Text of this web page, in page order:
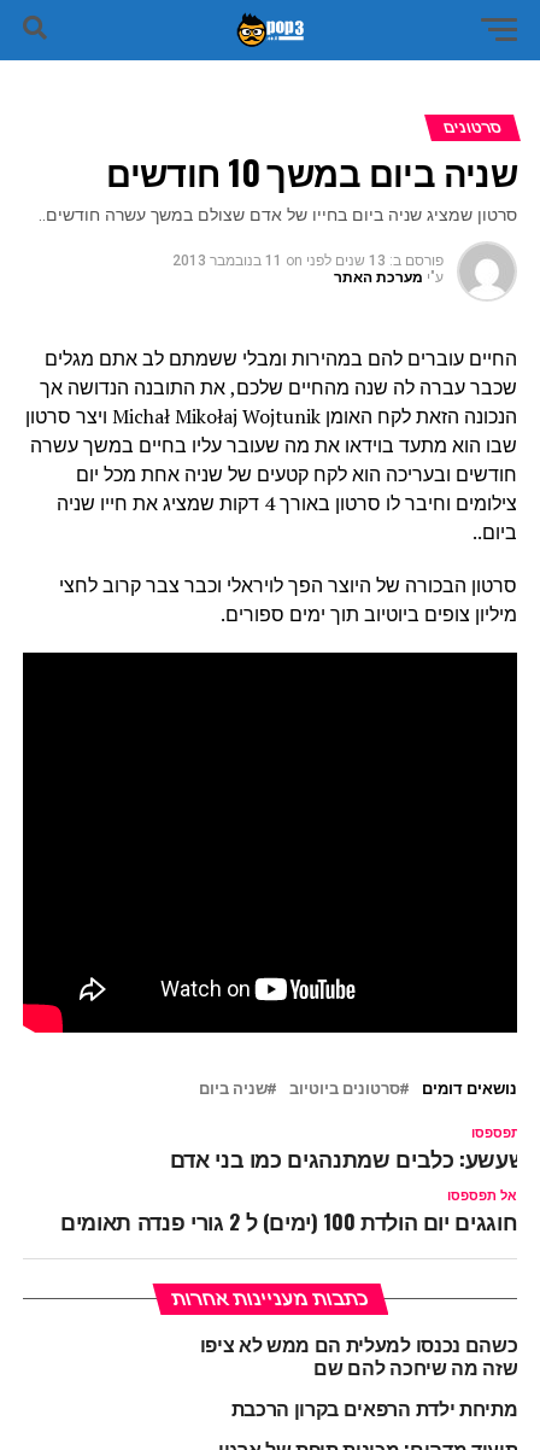
סרטונים
שניה ביום במשך 10 חודשים
סרטון שמציג שניה ביום בחייו של אדם שצולם במשך עשרה חודשים..
פורסם ב: 13 שנים לפני on 11 בנובמבר 2013
ע"י מערכת האתר
החיים עוברים להם במהירות ומבלי ששמתם לב אתם מגלים
שכבר עברה לה שנה מהחיים שלכם, את התובנה הנדושה אך
הנכונה הזאת לקח האומן Michał Mikołaj Wojtunik ויצר סרטון
שבו הוא מתעד בוידאו את מה שעובר עליו בחיים במשך עשרה
חודשים ובעריכה הוא לקח קטעים של שניה אחת מכל יום
צילומים וחיבר לו סרטון באורך 4 דקות שמציג את חייו שניה
ביום..
סרטון הבכורה של היוצר הפך לויראלי וכבר צבר קרוב לחצי
מיליון צופים ביוטיוב תוך ימים ספורים.
נושאים דומים סרטונים ביוטיוב שניה ביום
תפספסו
כלבים שמתנהגים כמו בני אדם
אל תפספסו
חוגגים יום הולדת 100 (ימים) ל 2 גורי פנדה תאומים
כתבות מעניינות אחרות
כשהם נכנסו למעלית הם ממש לא ציפו
שזה מה שיחכה להם שם
מתיחת ילדת הרפאים בקרון הרכבת